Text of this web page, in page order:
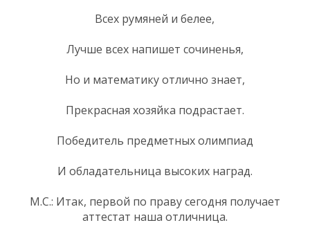
Всех румяней и белее,
Лучше всех напишет сочиненья,
Но и математику отлично знает,
Прекрасная хозяйка подрастает.
Победитель предметных олимпиад
И обладательница высоких наград.
М.С.: Итак, первой по праву сегодня получает
аттестат наша отличница.